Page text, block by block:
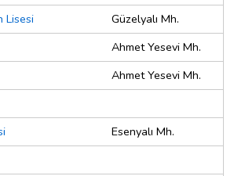
Lisesi
Güzelyalı Mh.
Ahmet Yesevi Mh.
Ahmet Yesevi Mh.
Esenyalı Mh.